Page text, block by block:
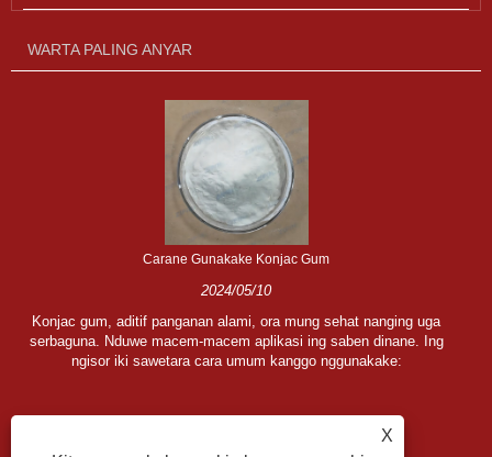
WARTA PALING ANYAR
Carane Gunakake Konjac Gum
2024/05/10
Konjac gum, aditif panganan alami, ora mung sehat nanging uga
serbaguna. Nduwe macem-macem aplikasi ing saben dinane. Ing
ngisor iki sawetara cara umum kanggo nggunakake:
X